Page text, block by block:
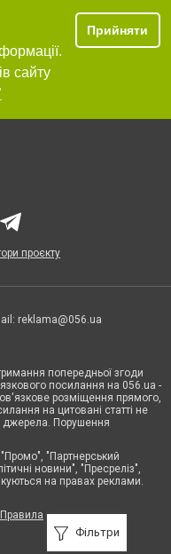
Фільтри
сайту
Прийняти
проєкту
reklama@056.ua
попередньої згоди
посилання на 056.ua -
розміщення прямого,
на цитовані статті не
джерела. Порушення
"Партнерський
новини", "Пресреліз",
на правах реклами.
Правила